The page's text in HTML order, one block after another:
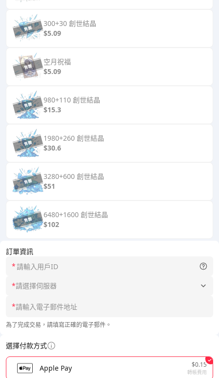
訂單資訊
*
*請選擇伺服器
*
為了完成交易，請填寫正確的電子郵件。
選擇付款方式
Apple Pay $0.15
轉帳費用
300+30 創世結晶
$5.09
空月祝福
$5.09
980+110 創世結晶
$15.3
1980+260 創世結晶
$30.6
3280+600 創世結晶
$51
6480+1600 創世結晶
$102